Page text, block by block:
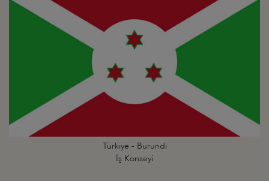
Türkiye - Burundi
İş Konseyi